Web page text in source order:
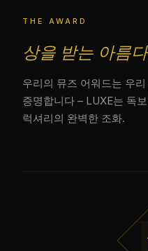
THE AWARD
상을 받는 아름
우리의 뮤즈 어워드는 우
증명합니다 – LUXE는 독
럭셔리의 완벽한 조화.